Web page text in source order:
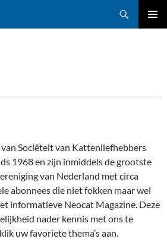
Sociëteit van Kattenliefhebbers
1968 en zijn inmiddels de grootste
van Nederland met circa
abonnees die niet fokken maar wel
informatieve Neocat Magazine. Deze
nader kennis met ons te
uw favoriete thema’s aan.